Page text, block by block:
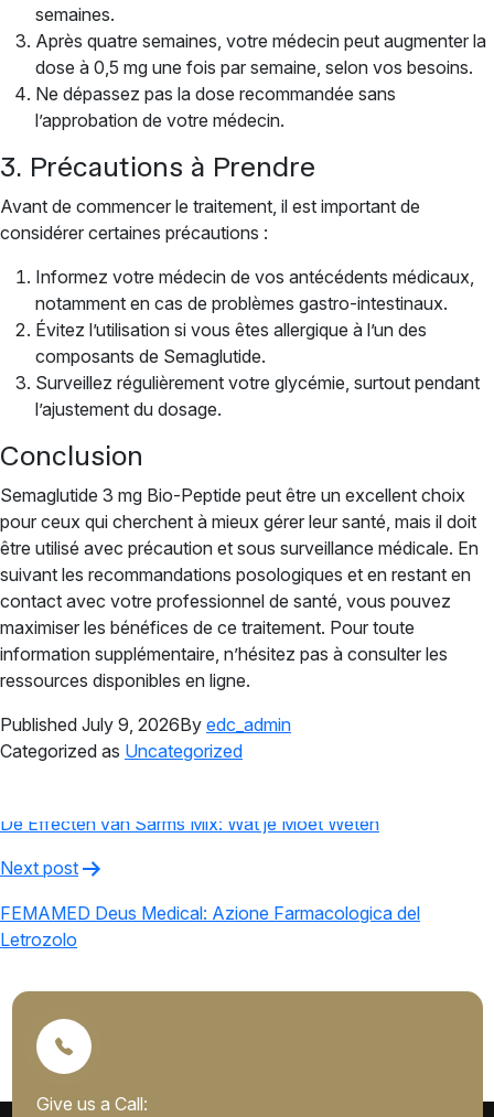
semaines.
Après quatre semaines, votre médecin peut augmenter la
dose à 0,5 mg une fois par semaine, selon vos besoins.
Ne dépassez pas la dose recommandée sans
l’approbation de votre médecin.
3. Précautions à Prendre
Avant de commencer le traitement, il est important de
considérer certaines précautions :
Informez votre médecin de vos antécédents médicaux,
notamment en cas de problèmes gastro-intestinaux.
Évitez l’utilisation si vous êtes allergique à l’un des
composants de Semaglutide.
Surveillez régulièrement votre glycémie, surtout pendant
l’ajustement du dosage.
Conclusion
Semaglutide 3 mg Bio-Peptide peut être un excellent choix
pour ceux qui cherchent à mieux gérer leur santé, mais il doit
être utilisé avec précaution et sous surveillance médicale. En
suivant les recommandations posologiques et en restant en
contact avec votre professionnel de santé, vous pouvez
maximiser les bénéfices de ce traitement. Pour toute
information supplémentaire, n’hésitez pas à consulter les
ressources disponibles en ligne.
Published July 9, 2026By edc_admin
Categorized as Uncategorized
De Effecten van Sarms Mix: Wat je Moet Weten
Next post
FEMAMED Deus Medical: Azione Farmacologica del
Letrozolo
Give us a Call: